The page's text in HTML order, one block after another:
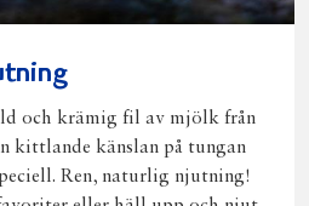
och krämig fil av mjölk från
kittlande känslan på tungan
Ren, naturlig njutning!